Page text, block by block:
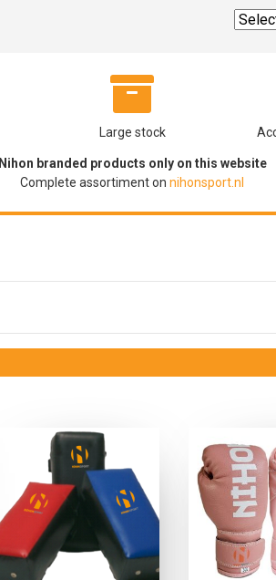
Large stock
Nihon branded products only on this website
Complete assortiment on nihonsport.nl